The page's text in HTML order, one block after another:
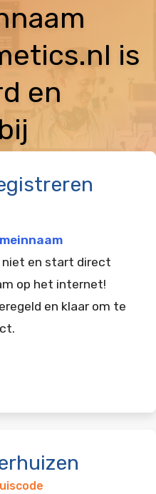
is
en
niet en start direct
op het internet!
en klaar om te